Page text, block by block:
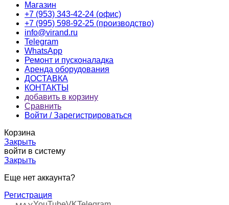
Магазин
+7 (953) 343-42-24 (офис)
+7 (995) 598-92-25 (производство)
info@virand.ru
Telegram
WhatsApp
Ремонт и пусконаладка
Аренда оборудования
ДОСТАВКА
КОНТАКТЫ
добавить в корзину
Сравнить
Войти / Зарегистрироваться
Корзина
Закрыть
войти в систему
Закрыть
Еще нет аккаунта?
Регистрация